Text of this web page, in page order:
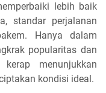
lebih baik
standar perjalanan
Hanya dalam
popularitas dan
menunjukkan
kondisi ideal.